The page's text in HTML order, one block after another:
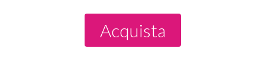
Acquista